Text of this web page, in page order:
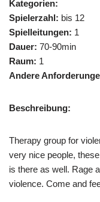
Kategorien:
Spielerzahl: bis 12
Spielleitungen: 1
Dauer: 70-90min
Raum: 1
Andere
Beschreibung:
Therapy group for
very nice people,
is there as well. Rage
violence. Come and